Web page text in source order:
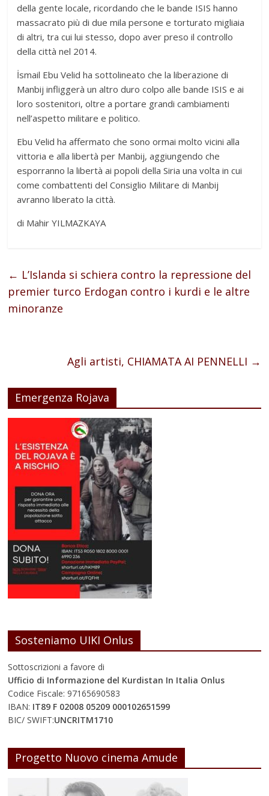
della gente locale, ricordando che le bande ISIS hanno
massacrato più di due mila persone e torturato migliaia
di altri, tra cui lui stesso, dopo aver preso il controllo
della città nel 2014.
İsmail Ebu Velid ha sottolineato che la liberazione di
Manbij infliggerà un altro duro colpo alle bande ISIS e ai
loro sostenitori, oltre a portare grandi cambiamenti
nell’aspetto militare e politico.
Ebu Velid ha affermato che sono ormai molto vicini alla
vittoria e alla libertà per Manbij, aggiungendo che
esporranno la libertà ai popoli della Siria una volta in cui
come combattenti del Consiglio Militare di Manbij
avranno liberato la città.
di Mahir YILMAZKAYA
← L’Islanda si schiera contro la repressione del
premier turco Erdogan contro i kurdi e le altre
minoranze
Agli artisti, CHIAMATA AI PENNELLI →
Emergenza Rojava
Sosteniamo UIKI Onlus
Sottoscrizioni a favore di
Ufficio di Informazione del Kurdistan In Italia Onlus
Codice Fiscale: 97165690583
IBAN: IT89 F 02008 05209 000102651599
BIC/ SWIFT:UNCRITM1710
Progetto Nuovo cinema Amude